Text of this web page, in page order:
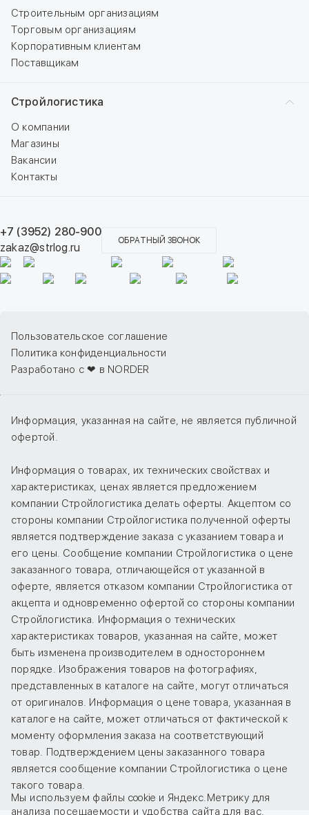
Строительным организациям
Торговым организациям
Корпоративным клиентам
Поставщикам
Стройлогистика
О компании
Магазины
Вакансии
Контакты
+7 (3952) 280-900
zakaz@strlog.ru
ОБРАТНЫЙ ЗВОНОК
Пользовательское соглашение
Политика конфиденциальности
Разработано с ❤ в NORDER
Информация, указанная на сайте, не является публичной
офертой.
Информация о товарах, их технических свойствах и
характеристиках, ценах является предложением
компании Стройлогистика делать оферты. Акцептом со
стороны компании Стройлогистика полученной оферты
является подтверждение заказа с указанием товара и
его цены. Сообщение компании Стройлогистика о цене
заказанного товара, отличающейся от указанной в
оферте, является отказом компании Стройлогистика от
акцепта и одновременно офертой со стороны компании
Стройлогистика. Информация о технических
характеристиках товаров, указанная на сайте, может
быть изменена производителем в одностороннем
порядке. Изображения товаров на фотографиях,
представленных в каталоге на сайте, могут отличаться
от оригиналов. Информация о цене товара, указанная в
каталоге на сайте, может отличаться от фактической к
моменту оформления заказа на соответствующий
товар. Подтверждением цены заказанного товара
является сообщение компании Стройлогистика о цене
такого товара.
Мы используем файлы cookie и Яндекс.Метрику для
анализа посещаемости и удобства сайта для вас.